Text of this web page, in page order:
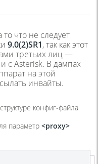
то что не следует
9.0(2)SR1, так как этот
третьих лиц —
с Asterisk. В дампах
на этой
инвайты.
конфиг-файла
параметр <proxy>